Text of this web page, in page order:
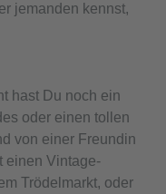
jemanden kennst,
hast Du noch ein
oder einen tollen
von einer Freundin
einen Vintage-
Trödelmarkt, oder